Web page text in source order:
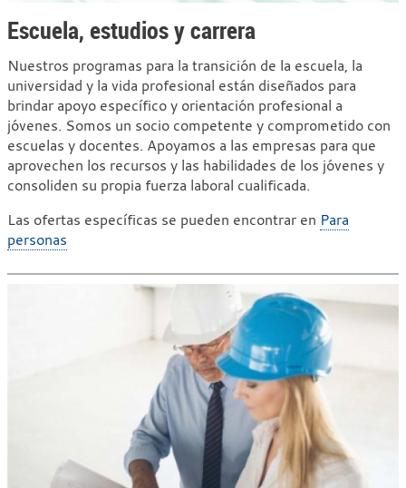
Escuela, estudios y carrera
Nuestros programas para la transición de la escuela, la
universidad y la vida profesional están diseñados para
brindar apoyo específico y orientación profesional a
jóvenes. Somos un socio competente y comprometido con
escuelas y docentes. Apoyamos a las empresas para que
aprovechen los recursos y las habilidades de los jóvenes y
consoliden su propia fuerza laboral cualificada.
Las ofertas específicas se pueden encontrar en Para
personas